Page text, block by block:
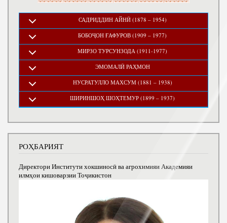
САДРИДДИН АЙНӢ (1878 – 1954)
БОБОҶОН ҒАФУРОВ (1909 – 1977)
МИРЗО ТУРСУНЗОДА (1911-1977)
ЭМОМАЛӢ РАҲМОН
НУСРАТУЛЛО МАХСУМ (1881 – 1938)
ШИРИНШОҲ ШОҲТЕМУР (1899 – 1937)
РОҲБАРИЯТ
Директори Институти хокшиносӣ ва агрохимияи Академияи
илмҳои кишоварзии Тоҷикистон